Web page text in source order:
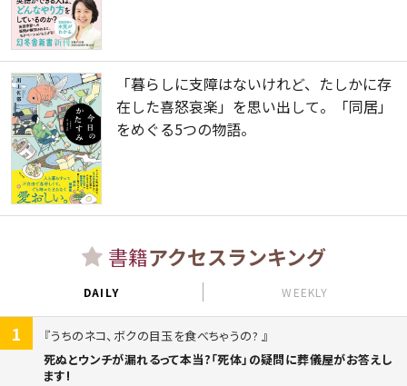
「暮らしに支障はないけれど、たしかに存
在した喜怒哀楽」を思い出して。「同居」
をめぐる5つの物語。
書籍アクセスランキング
DAILY WEEKLY
1
うちのネコ、ボクの目玉を食べちゃうの?
死ぬとウンチが漏れるって本当?「死体」の疑問に葬儀屋がお答えし
ます!